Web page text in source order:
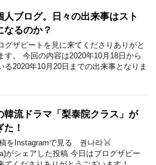
人ブログ。日々の出来事はスト
なるのか？
グザビートを見に来てくださりありがと
す。 今回の内容は2020年10月18日から
る2020年10月20日までの出来事となりま
韓流ドラマ「梨泰院クラス」が
！
をInstagramで見る 권나라
がシェアした投稿 今日はブログザビー